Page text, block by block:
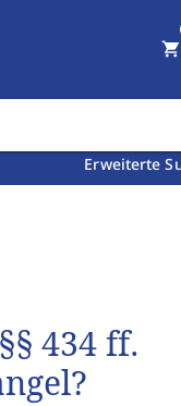
Erweiterte
shopping_cart
434 ff.